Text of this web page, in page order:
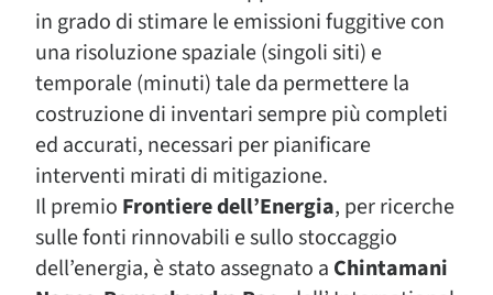
in grado di stimare le emissioni fuggitive con
una risoluzione spaziale (singoli siti) e
temporale (minuti) tale da permettere la
costruzione di inventari sempre più completi
ed accurati, necessari per pianificare
interventi mirati di mitigazione.
Il premio Frontiere dell’Energia, per ricerche
sulle fonti rinnovabili e sullo stoccaggio
dell’energia, è stato assegnato a Chintamani